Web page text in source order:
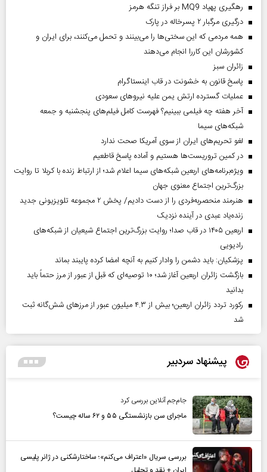
رهگیری پهپاد MQ9 بر فراز تنگه هرمز
درگیری مرگبار ۲ پسرخاله در پارک
همه مردمی که این سختی‌ها را می‌بینند و تحمل می‌کنند، برای ایران و
کشورشان این کاررا انجام می‌دهند
‌زائران سبز
پاسخ قانون به خشونت در قاب اینستاگرام
عملیات گسترده ارتش یمن علیه نیروهای سعودی
آخر هفته چه فیلمی ببینیم؟ فهرست کامل فیلم‌های پنجشنبه و جمعه
شبکه‌های سیما
لغو تحریم‌های ایران از سوی آمریکا صحت ندارد
در کمین تروریست‌ها هستیم و آماده پاسخ قاطعیم
ویژه‌برنامه‌های اربعین شبکه‌های سیما اعلام شد؛ از ارتباط زنده با کربلا تا روایت
بزرگ‌ترین اجتماع معنوی جهان
هنرمند منحصر‌به‌فردی را از دست دادیم/ پخش ۲ مجموعه تلویزیونی جدید
زنده‌یاد عبدی در آینده نزدیک
اربعین ۱۴۰۵ در قاب صدا؛ روایت بزرگ‌ترین اجتماع شیعیان از شبکه‌های
رادیویی
پزشکیان: باید دشمن را وادار کنیم به آنچه امضا کرده پایبند بماند
بازگشت زائران اربعین آغاز شد؛ ۱۰ توصیه‌ای که قبل از عبور از مرز حتماً باید
بدانید
رکورد تردد زائران اربعین؛ بیش از ۴.۳ میلیون عبور از مرزهای شش‌گانه ثبت
شد
پیشنهاد سردبیر
جام‌جم آنلاین بررسی کرد
ماجرای سن بازنشستگی ۵۵ و ۶۲ ساله چیست؟
بررسی سریال «اعتراف می‌کنم»؛ ساختارشکنی در ژانر پلیسی